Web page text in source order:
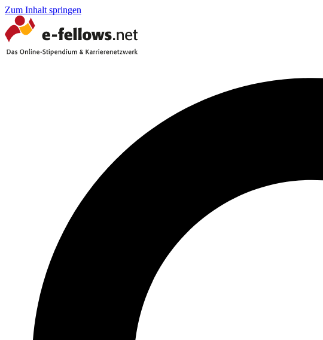
Zum Inhalt springen